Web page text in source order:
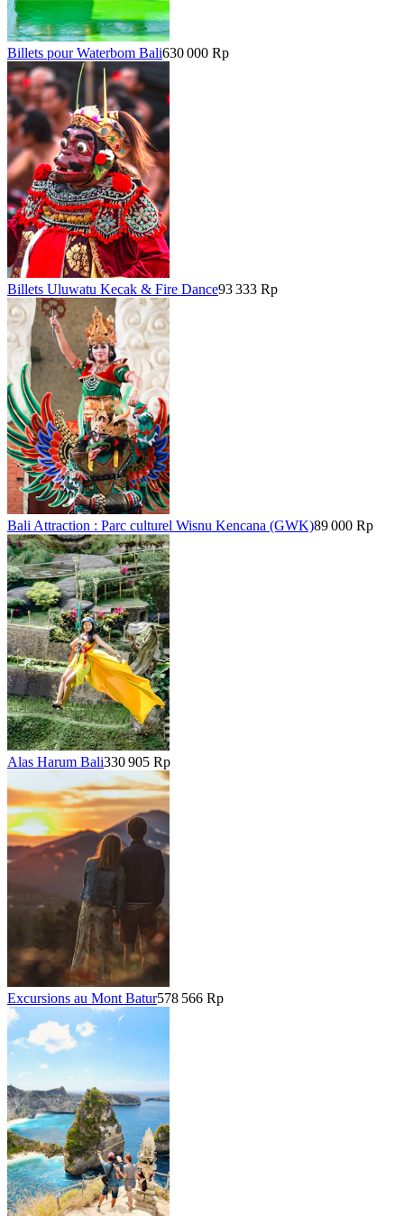
Billets pour Waterbom Bali630 000 Rp
Billets Uluwatu Kecak & Fire Dance93 333 Rp
Bali Attraction : Parc culturel Wisnu Kencana (GWK)89 000 Rp
Alas Harum Bali330 905 Rp
Excursions au Mont Batur578 566 Rp